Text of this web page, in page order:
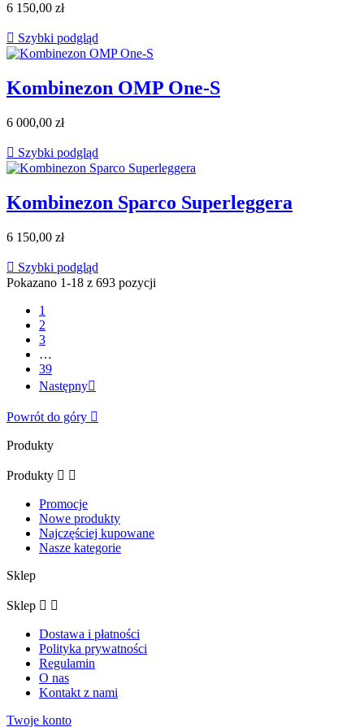
6 150,00 zł
 Szybki podgląd
Kombinezon OMP One-S
6 000,00 zł
 Szybki podgląd
Kombinezon Sparco Superleggera
6 150,00 zł
 Szybki podgląd
Pokazano 1-18 z 693 pozycji
1
2
3
…
39
Następny
Powrót do góry 
Produkty
Produkty  
Promocje
Nowe produkty
Najczęściej kupowane
Nasze kategorie
Sklep
Sklep  
Dostawa i płatności
Polityka prywatności
Regulamin
O nas
Kontakt z nami
Twoje konto